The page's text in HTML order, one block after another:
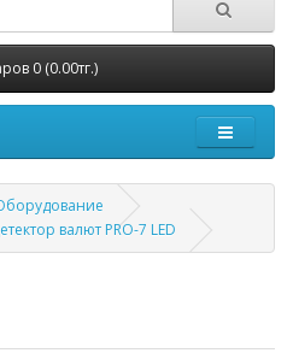
0 (0.00тг.)
валют PRO-7 LED